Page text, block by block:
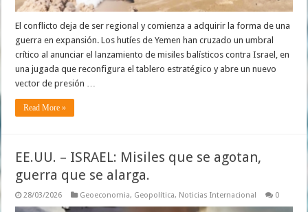
El conflicto deja de ser regional y comienza a adquirir la forma de una
guerra en expansión. Los hutíes de Yemen han cruzado un umbral
crítico al anunciar el lanzamiento de misiles balísticos contra Israel, en
una jugada que reconfigura el tablero estratégico y abre un nuevo
vector de presión …
Read More »
EE.UU. – ISRAEL: Misiles que se agotan,
guerra que se alarga.
28/03/2026 Geoeconomia, Geopolítica, Noticias Internacional 0